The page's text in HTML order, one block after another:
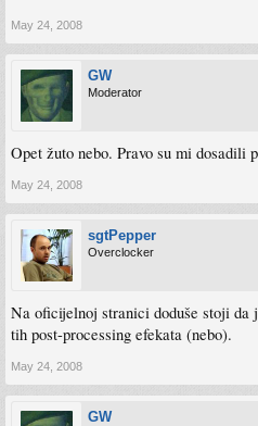
May 24, 2008
GW
Moderator
Opet žuto nebo. Pravo su mi dosadili
May 24, 2008
sgtPepper
Overclocker
Na oficijelnoj stranici doduše stoji da
tih post-processing efekata (nebo).
May 24, 2008
GW